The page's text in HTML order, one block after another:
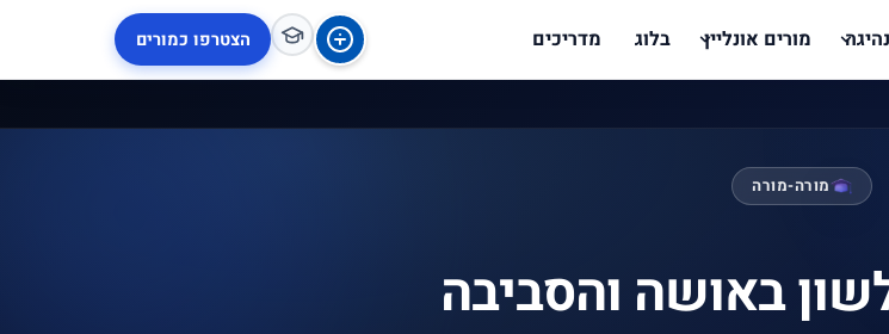
מורים אונליין בלוג מדריכים הצטרפו כמורים
מורה-מורה
באושה והסביבה